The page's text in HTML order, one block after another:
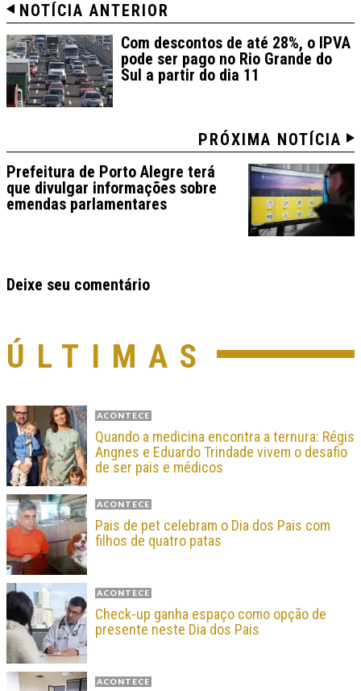
NOTÍCIA ANTERIOR
Com descontos de até 28%, o IPVA
pode ser pago no Rio Grande do
Sul a partir do dia 11
PRÓXIMA NOTÍCIA
Prefeitura de Porto Alegre terá
que divulgar informações sobre
emendas parlamentares
Deixe seu comentário
ÚLTIMAS
ACONTECE
Quando a medicina encontra a ternura: Régis
Angnes e Eduardo Trindade vivem o desafio
de ser pais e médicos
ACONTECE
Pais de pet celebram o Dia dos Pais com
filhos de quatro patas
ACONTECE
Check-up ganha espaço como opção de
presente neste Dia dos Pais
ACONTECE